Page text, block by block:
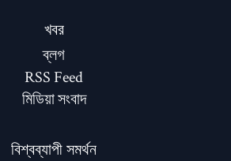
খবর
ব্লগ
RSS Feed
মিডিয়া সংবাদ
বিশ্বব্যাপী সমর্থন